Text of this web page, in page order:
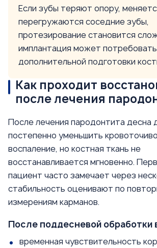
Если зубы теряют опору,
перегружаются соседние зубы,
протезирование становится
имплантация может потребовать
дополнительной подготовки
Как проходит
после лечения
После лечения пародонтита десна
постепенно уменьшить
воспаление, но костная ткань не
восстанавливается мгновенно.
пациент часто замечает через
стабильность оценивают по
измерениям карманов.
После поддесневой
временная чувствительность